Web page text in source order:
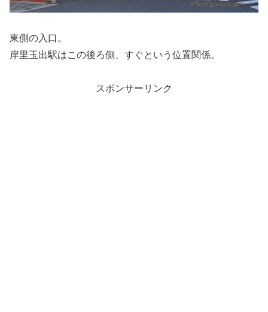
東側の入口。
岸里玉出駅はこの後ろ側、すぐという位置関係。
スポンサーリンク